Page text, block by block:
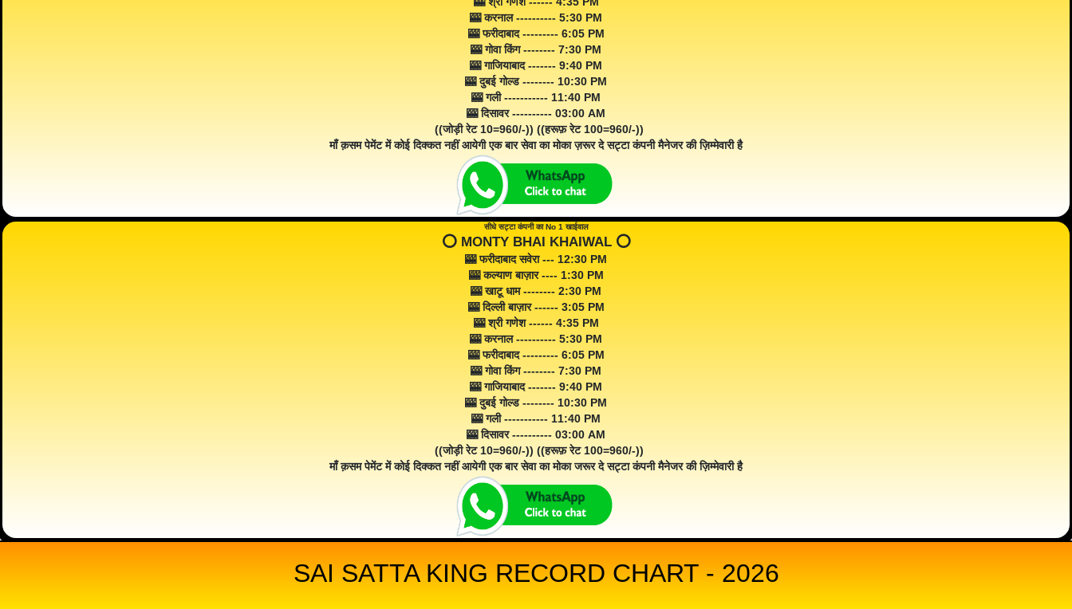
🎰 करनाल ---------- 5:30 PM
🎰 फरीदाबाद --------- 6:05 PM
🎰 गोवा किंग -------- 7:30 PM
🎰 गाजियाबाद ------- 9:40 PM
🎰 दुबई गोल्ड -------- 10:30 PM
🎰 गली ----------- 11:40 PM
🎰 दिसावर ---------- 03:00 AM
((जोड़ी रेट 10=960/-)) ((हरूफ़ रेट 100=960/-))
माँ क़सम पेमेंट में कोई दिक्कत नहीं आयेगी एक बार सेवा का मोका ज़रूर दे सट्टा कंपनी मैनेजर की ज़िम्मेवारी है
सीधे सट्टा कंपनी का No 1 खाईवाल
⭕️ MONTY BHAI KHAIWAL ⭕️
🎰 फरीदाबाद सवेरा --- 12:30 PM
🎰 कल्याण बाज़ार ---- 1:30 PM
🎰 खाटू धाम -------- 2:30 PM
🎰 दिल्ली बाज़ार ------ 3:05 PM
🎰 श्री गणेश ------ 4:35 PM
🎰 करनाल ---------- 5:30 PM
🎰 फरीदाबाद --------- 6:05 PM
🎰 गोवा किंग -------- 7:30 PM
🎰 गाजियाबाद ------- 9:40 PM
🎰 दुबई गोल्ड -------- 10:30 PM
🎰 गली ----------- 11:40 PM
🎰 दिसावर ---------- 03:00 AM
((जोड़ी रेट 10=960/-)) ((हरूफ़ रेट 100=960/-))
माँ क़सम पेमेंट में कोई दिक्कत नहीं आयेगी एक बार सेवा का मोका जरूर दे सट्टा कंपनी मैनेजर की ज़िम्मेवारी है
SAI SATTA KING RECORD CHART - 2026